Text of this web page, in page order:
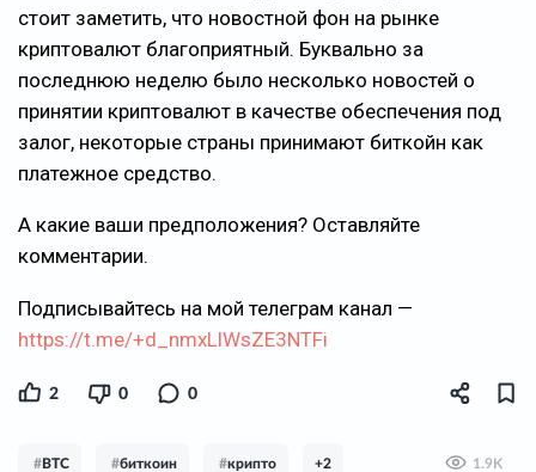
стоит заметить, что новостной фон на рынке
криптовалют благоприятный. Буквально за
последнюю неделю было несколько новостей о
принятии криптовалют в качестве обеспечения под
залог, некоторые страны принимают биткойн как
платежное средство.
А какие ваши предположения? Оставляйте
комментарии.
Подписывайтесь на мой телеграм канал —
https://t.me/+d_nmxLlWsZE3NTFi
2 0 0
#BTC #биткоин #крипто +2 1.9K